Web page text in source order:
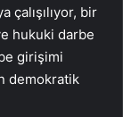
çalışılıyor, bir
hukuki darbe
girişimi
demokratik